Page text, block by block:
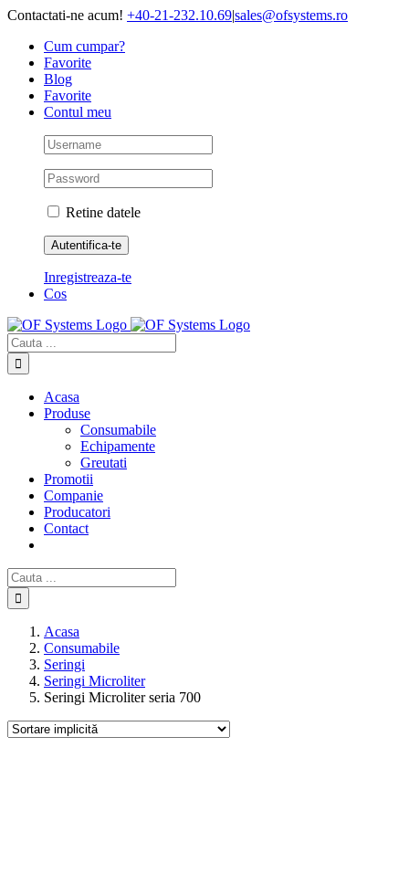
Skip
content
Contactati-ne acum! +40-21-232.10.69|sales@ofsystems.ro
Cum cumpar?
Favorite
Blog
Favorite
Contul meu
Retine datele
Inregistreaza-te
Cos
Cautare...
Acasa
Produse
Consumabile
Echipamente
Greutati
Promotii
Companie
Producatori
Contact
Cautare...
Acasa
Consumabile
Seringi
Seringi Microliter
Seringi Microliter seria 700